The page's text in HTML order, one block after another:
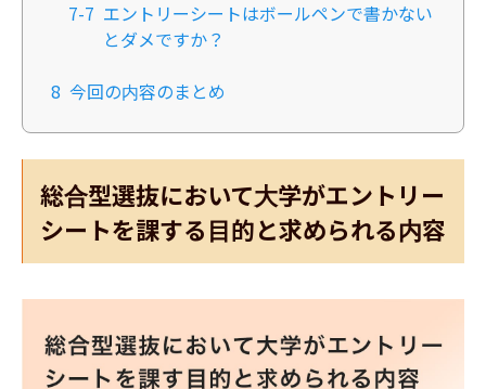
7-7 エントリーシートはボールペンで書かない
とダメですか？
8 今回の内容のまとめ
総合型選抜において大学がエントリー
シートを課する目的と求められる内容